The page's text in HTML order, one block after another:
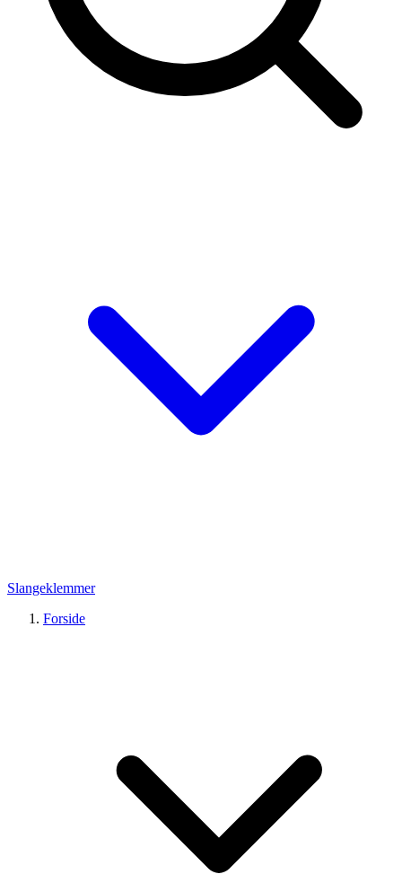
Slangeklemmer
Forside